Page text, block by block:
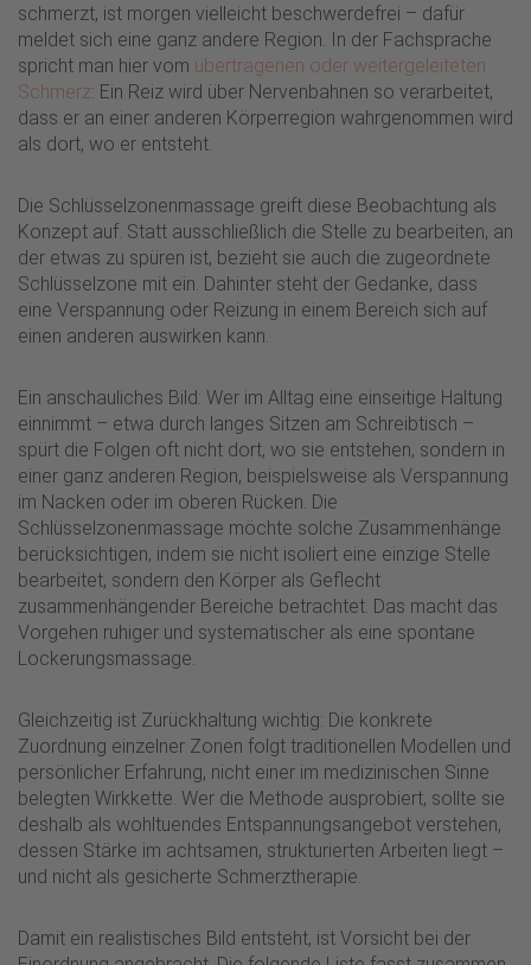
schmerzt, ist morgen vielleicht beschwerdefrei – dafür
meldet sich eine ganz andere Region. In der Fachsprache
spricht man hier vom übertragenen oder weitergeleiteten
Schmerz: Ein Reiz wird über Nervenbahnen so verarbeitet,
dass er an einer anderen Körperregion wahrgenommen wird
als dort, wo er entsteht.
Die Schlüsselzonenmassage greift diese Beobachtung als
Konzept auf. Statt ausschließlich die Stelle zu bearbeiten, an
der etwas zu spüren ist, bezieht sie auch die zugeordnete
Schlüsselzone mit ein. Dahinter steht der Gedanke, dass
eine Verspannung oder Reizung in einem Bereich sich auf
einen anderen auswirken kann.
Ein anschauliches Bild: Wer im Alltag eine einseitige Haltung
einnimmt – etwa durch langes Sitzen am Schreibtisch –
spürt die Folgen oft nicht dort, wo sie entstehen, sondern in
einer ganz anderen Region, beispielsweise als Verspannung
im Nacken oder im oberen Rücken. Die
Schlüsselzonenmassage möchte solche Zusammenhänge
berücksichtigen, indem sie nicht isoliert eine einzige Stelle
bearbeitet, sondern den Körper als Geflecht
zusammenhängender Bereiche betrachtet. Das macht das
Vorgehen ruhiger und systematischer als eine spontane
Lockerungsmassage.
Gleichzeitig ist Zurückhaltung wichtig: Die konkrete
Zuordnung einzelner Zonen folgt traditionellen Modellen und
persönlicher Erfahrung, nicht einer im medizinischen Sinne
belegten Wirkkette. Wer die Methode ausprobiert, sollte sie
deshalb als wohltuendes Entspannungsangebot verstehen,
dessen Stärke im achtsamen, strukturierten Arbeiten liegt –
und nicht als gesicherte Schmerztherapie.
Damit ein realistisches Bild entsteht, ist Vorsicht bei der